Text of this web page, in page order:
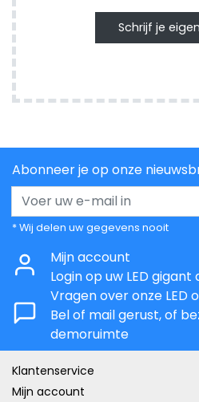
Schrijf je
Abonneer je op onze
* Wij delen uw gegevens nooit
Mijn account
Login op uw LED
Vragen over onze LED
Bel of mail gerust, of
demoruimte
Klantenservice
Mijn account